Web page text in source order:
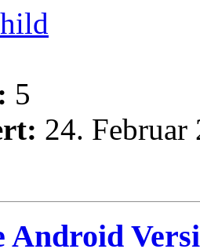
5
24. Februar
Android